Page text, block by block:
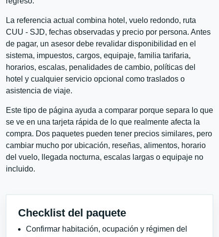
La referencia actual combina hotel, vuelo redondo, ruta
CUU - SJD, fechas observadas y precio por persona. Antes
de pagar, un asesor debe revalidar disponibilidad en el
sistema, impuestos, cargos, equipaje, familia tarifaria,
horarios, escalas, penalidades de cambio, políticas del
hotel y cualquier servicio opcional como traslados o
asistencia de viaje.
Este tipo de página ayuda a comparar porque separa lo que
se ve en una tarjeta rápida de lo que realmente afecta la
compra. Dos paquetes pueden tener precios similares, pero
cambiar mucho por ubicación, reseñas, alimentos, horario
del vuelo, llegada nocturna, escalas largas o equipaje no
incluido.
Checklist del paquete
Confirmar habitación, ocupación y régimen del